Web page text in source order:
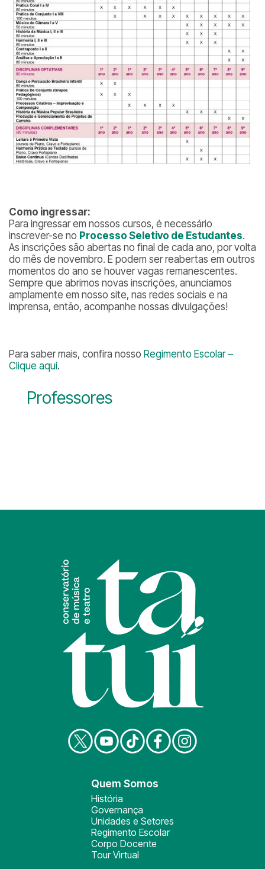
Como ingressar:
Para ingressar em nossos cursos, é necessário
inscrever-se no Processo Seletivo de Estudantes.
As inscrições são abertas no final de cada ano, por volta
do mês de novembro. E podem ser reabertas em outros
momentos do ano se houver vagas remanescentes.
Sempre que abrimos novas inscrições, anunciamos
amplamente em nosso site, nas redes sociais e na
imprensa, então, acompanhe nossas divulgações!
Para saber mais, confira nosso Regimento Escolar –
Clique aqui.
Professores
Quem Somos
História
Governança
Unidades e Setores
Regimento Escolar
Corpo Docente
Tour Virtual